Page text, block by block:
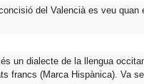
del Valencià es veu
un dialecte de la llengua
francs (Marca Hispànica). Va